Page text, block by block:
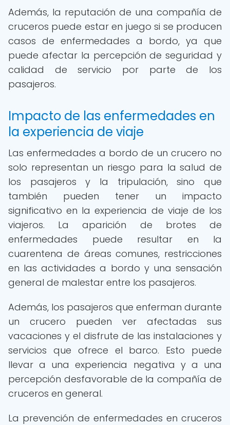
Además, la reputación de una compañía de
cruceros puede estar en juego si se producen
casos de enfermedades a bordo, ya que
puede afectar la percepción de seguridad y
calidad de servicio por parte de los
pasajeros.
Impacto de las enfermedades en
la experiencia de viaje
Las enfermedades a bordo de un crucero no
solo representan un riesgo para la salud de
los pasajeros y la tripulación, sino que
también pueden tener un impacto
significativo en la experiencia de viaje de los
viajeros. La aparición de brotes de
enfermedades puede resultar en la
cuarentena de áreas comunes, restricciones
en las actividades a bordo y una sensación
general de malestar entre los pasajeros.
Además, los pasajeros que enferman durante
un crucero pueden ver afectadas sus
vacaciones y el disfrute de las instalaciones y
servicios que ofrece el barco. Esto puede
llevar a una experiencia negativa y a una
percepción desfavorable de la compañía de
cruceros en general.
La prevención de enfermedades en cruceros